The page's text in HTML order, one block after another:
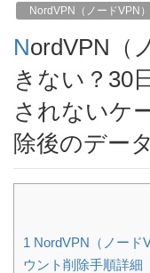
NordVPN（ノードVPN）
NordVPN（ノードVPN）が解約で
きない？30
されないケ
除後のデー
1 NordVPN（ノード
ウント削除手順詳細